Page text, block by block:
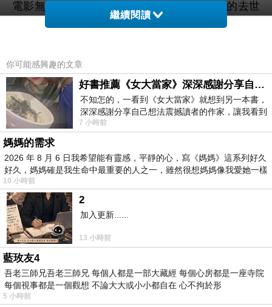
電影無雙2025描述羅曼正為同卵雙胞胎洛基的去世
而悲痛不已，於是加入了一個無雙胞胎互助小組。
知道，丹尼斯在洛基去世前不久曾與他約會過，他
也間接導致了他的死亡。這段感情會如何發展。
詹姆斯史威尼自編自導自製自演的作品，狄倫歐布
萊恩失去雙胞胎兄弟，因此加入一個同樣都是失去
雙胞胎的互助會，認識了詹姆斯史威尼，兩人很快
就成為好友，詹姆斯史威尼謊稱自己有雙胞胎，此
時開始交代原來詹姆斯史威尼曾經跟過世的雙胞胎
兄弟約會過，約會過程頗浪漫，詹姆斯史威尼幾乎
是墜入愛河裡，沒想到發現自己愛上的是一個渣
男，當場間接導致雙胞胎發生意外。
因為在互助會上認識狄倫歐布萊恩，他隱瞞雙胞胎
的意外，並且明顯愛上了狄倫歐布萊恩，因為幾乎
是長相一模一樣，是一種移情作用，但是狄倫歐布
萊恩卻愛上另一個女孩引發妒意，懸念來自詹姆斯
繼續閱讀
你可能感興趣的文章
好書推薦《女大當家》深深感謝分享自己想法震撼讀者的作家，讓我看到不同樣貌的家庭！
不知怎的，一看到《女大當家》就想到另一本書，
深深感謝分享自己想法震撼讀者的作家，讓我看到
不同樣貌的家庭！ 《女大
7 小時前
媽媽的需求
2026 年 8 月 6 日我希望能有靈感，平靜的心，寫《媽媽》這系列好久
好久，媽媽確是我生命中最重要的人之一，雖然很想媽媽像我愛她一樣
10 小時前
2
加入更新......
13 小時前
藍玫友4
吾老三師兄吾老三師兄 每個人都是一部大藏經 每個心房都是一座寺院
每個視事都是一個觀想 不論大大或小小都自在 心不拘於形
5 小時前